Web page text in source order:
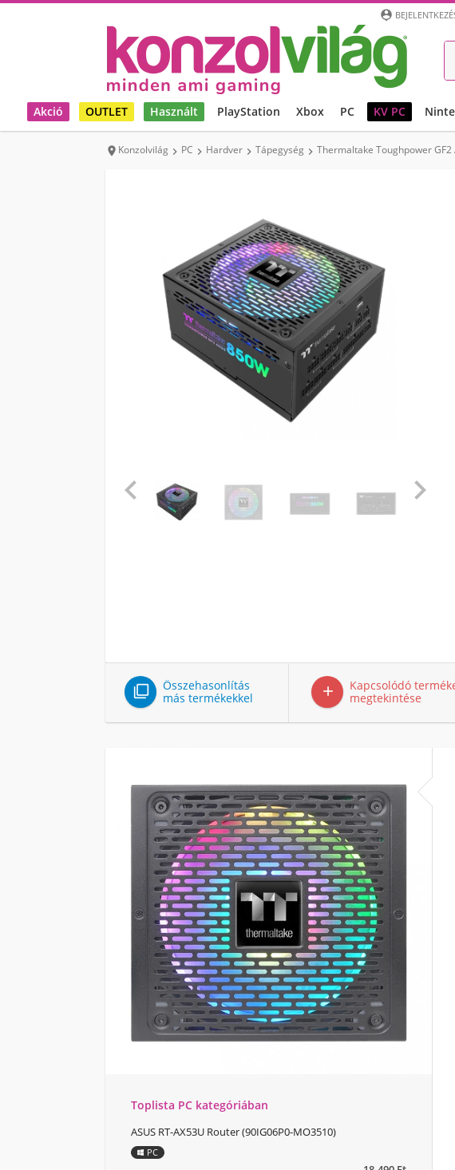

Akció OUTLET Használt PlayStation Xbox PC KV PC
 Konzolvilág  PC  Hardver  Tápegység  Thermaltake Toughpower GF2
 

Összehasonlítás
más termékekkel

Kapcsolódó
megtekintése
Toplista PC kategóriában
ASUS RT-AX53U Router (90IG06P0-MO3510)
PC